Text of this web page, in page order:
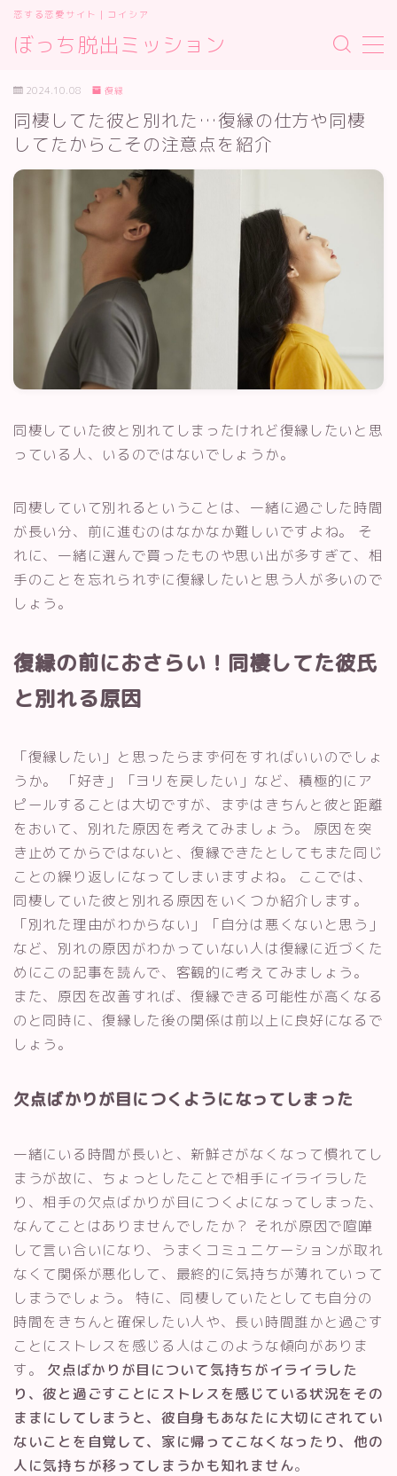
ぼっち脱出ミッション
恋する恋愛サイト｜コイシア
お問い合わせ
サイトマップ
デモプリセット記事 #2
プライバシーポリシー
プライバシーポリシー
利用規約／特定商取引法に基づく表記
有料記事の決済完了ページ
運営者情報
運営者情報
2024.10.08 復縁
同棲してた彼と別れた…復縁の仕方や同棲
してたからこその注意点を紹介
同棲していた彼と別れてしまったけれど復縁したいと思
っている人、いるのではないでしょうか。
同棲していて別れるということは、一緒に過ごした時間
が長い分、前に進むのはなかなか難しいですよね。 そ
れに、一緒に選んで買ったものや思い出が多すぎて、相
手のことを忘れられずに復縁したいと思う人が多いので
しょう。
復縁の前におさらい！同棲してた彼氏
と別れる原因
「復縁したい」と思ったらまず何をすればいいのでしょ
うか。 「好き」「ヨリを戻したい」など、積極的にア
ピールすることは大切ですが、まずはきちんと彼と距離
をおいて、別れた原因を考えてみましょう。 原因を突
き止めてからではないと、復縁できたとしてもまた同じ
ことの繰り返しになってしまいますよね。 ここでは、
同棲していた彼と別れる原因をいくつか紹介します。
「別れた理由がわからない」「自分は悪くないと思う」
など、別れの原因がわかっていない人は復縁に近づくた
めにこの記事を読んで、客観的に考えてみましょう。
また、原因を改善すれば、復縁できる可能性が高くなる
のと同時に、復縁した後の関係は前以上に良好になるで
しょう。
欠点ばかりが目につくようになってしまった
一緒にいる時間が長いと、新鮮さがなくなって慣れてし
まうが故に、ちょっとしたことで相手にイライラした
り、相手の欠点ばかりが目につくよになってしまった、
なんてことはありませんでしたか？ それが原因で喧嘩
して言い合いになり、うまくコミュニケーションが取れ
なくて関係が悪化して、最終的に気持ちが薄れていって
しまうでしょう。 特に、同棲していたとしても自分の
時間をきちんと確保したい人や、長い時間誰かと過ごす
ことにストレスを感じる人はこのような傾向がありま
す。 欠点ばかりが目について気持ちがイライラした
り、彼と過ごすことにストレスを感じている状況をその
ままにしてしまうと、彼自身もあなたに大切にされてい
ないことを自覚して、家に帰ってこなくなったり、他の
人に気持ちが移ってしまうかも知れません。